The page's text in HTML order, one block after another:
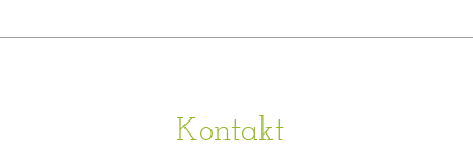
Kontakt